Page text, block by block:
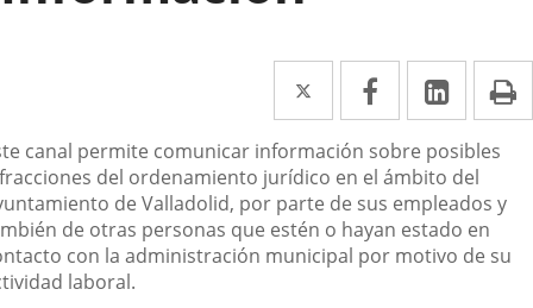
Twitter
Enlace
a
una
aplicación
externa.
Facebook
Enlace
a
una
aplicación
externa.
Enlace
a
una
canal permite comunicar información sobre posibles
del ordenamiento jurídico en el ámbito del
de Valladolid, por parte de sus empleados y
de otras personas que estén o hayan estado en
con la administración municipal por motivo de su
laboral.